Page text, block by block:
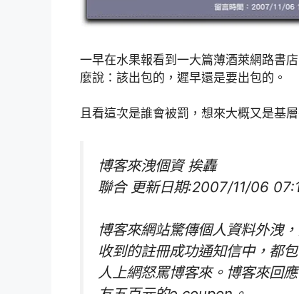
一早在水果報看到一大篇薄酒萊網路書
麼說：該出包的，遲早還是要出包的。
且看這次是誰會被罰，想來大概又是基
博客來洩個資 挨轟
聯合 更新日期:2007/11/06
博客來網站驚傳個人資料外洩
收到的註冊成功通知信中，都
人上網怒罵博客來。博客來回